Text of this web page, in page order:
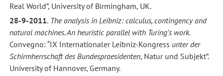
Real World”, University of Birmingham, UK.
28-9-2011. The analysis in Leibniz: calculus, contingency and
natural machines. An heuristic parallel with Turing’s work.
Convegno: “IX Internationaler Leibniz-Kongress unter der
Schirmherrschaft des Bundespraesidenten, Natur und Subjekt”.
University of Hannover, Germany.